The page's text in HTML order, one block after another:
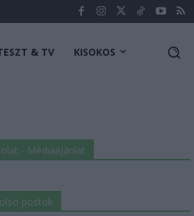
& TV KISOKOS
- Médiaajánlat
postok